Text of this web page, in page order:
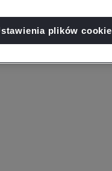
plików cookie